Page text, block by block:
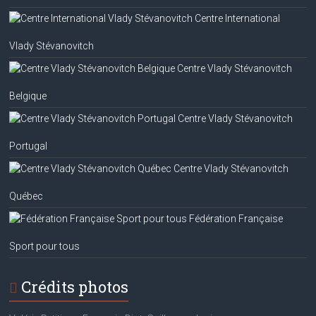
Centre International
Vlady Stévanovitch
Centre Vlady Stévanovitch
Belgique
Centre Vlady Stévanovitch
Portugal
Centre Vlady Stévanovitch
Québec
Fédération Française
Sport pour tous
Crédits photos